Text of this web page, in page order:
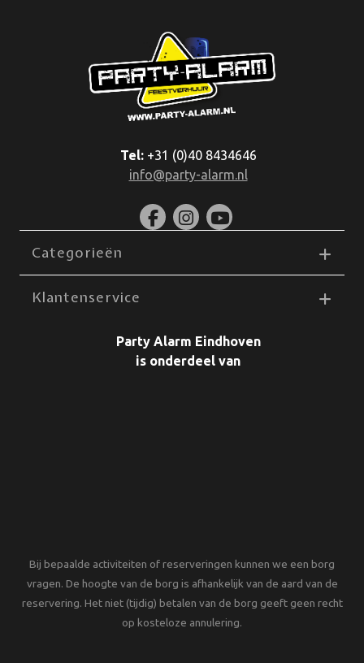
Tel:+31 (0)40 8434646
info@party-alarm.nl
Categorieën
Klantenservice
Party Alarm Eindhoven
is onderdeel van
Bij bepaalde activiteiten of reserveringen kunnen we een borg
vragen. De hoogte van de borg is afhankelijk van de aard van de
reservering. Het niet (tijdig) betalen van de borg geeft geen recht
op kosteloze annulering.